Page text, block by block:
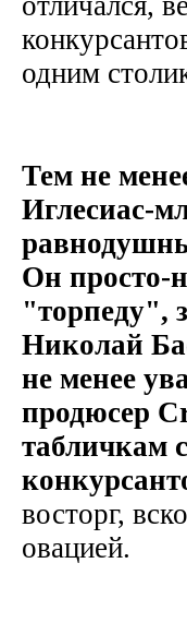
одним
Тем не
Иглесиас-
Он просто-
"торпеду",
Николай
не менее
продюсер
табличкам
восторг,
овацией.